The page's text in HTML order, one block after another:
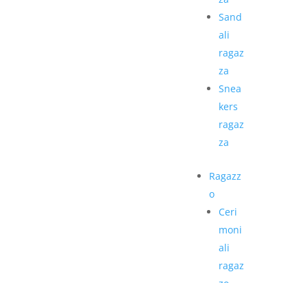
Sand
ali
ragaz
za
Snea
kers
ragaz
za
Ragazz
o
Ceri
moni
ali
ragaz